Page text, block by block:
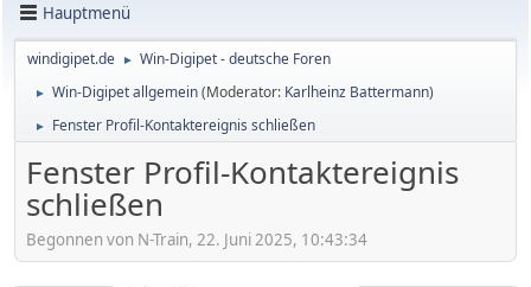
Hauptmenü
windigipet.de ► Win-Digipet - deutsche Foren
► Win-Digipet allgemein(Moderator: Karlheinz Battermann)
► Fenster Profil-Kontaktereignis schließen
Fenster Profil-Kontaktereignis
schließen
Begonnen von N-Train, 22. Juni 2025, 10:43:34